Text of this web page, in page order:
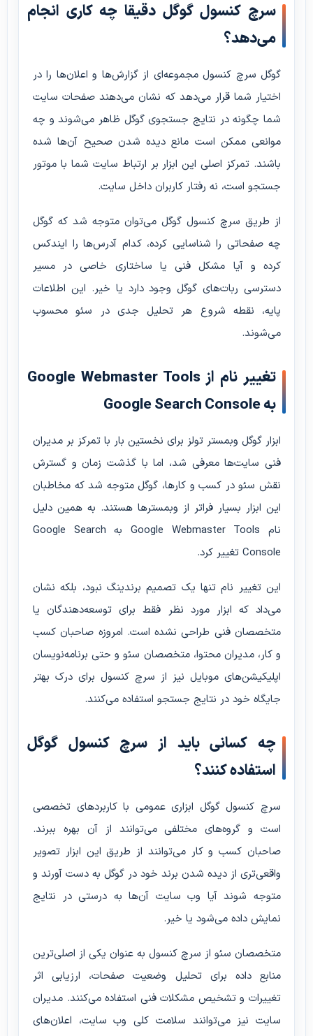
سرچ کنسول گوگل دقیقا چه کاری انجام
می‌دهد؟
گوگل سرچ کنسول مجموعه‌ای از گزارش‌ها و اعلان‌ها را در
اختیار شما قرار می‌دهد که نشان می‌دهند صفحات سایت
شما چگونه در نتایج جستجوی گوگل ظاهر می‌شوند و چه
موانعی ممکن است مانع دیده شدن صحیح آن‌ها شده
باشند. تمرکز اصلی این ابزار بر ارتباط سایت شما با موتور
جستجو است، نه رفتار کاربران داخل سایت.
از طریق سرچ کنسول گوگل می‌توان متوجه شد که گوگل
چه صفحاتی را شناسایی کرده، کدام آدرس‌ها را ایندکس
کرده و آیا مشکل فنی یا ساختاری خاصی در مسیر
دسترسی ربات‌های گوگل وجود دارد یا خیر. این اطلاعات
پایه، نقطه شروع هر تحلیل جدی در سئو محسوب
می‌شوند.
تغییر نام از Google Webmaster Tools
به Google Search Console
ابزار گوگل وبمستر تولز برای نخستین بار با تمرکز بر مدیران
فنی سایت‌ها معرفی شد، اما با گذشت زمان و گسترش
نقش سئو در کسب و کارها، گوگل متوجه شد که مخاطبان
این ابزار بسیار فراتر از وبمسترها هستند. به همین دلیل
نام Google Webmaster Tools به Google Search
Console تغییر کرد.
این تغییر نام تنها یک تصمیم برندینگ نبود، بلکه نشان
می‌داد که ابزار مورد نظر فقط برای توسعه‌دهندگان یا
متخصصان فنی طراحی نشده است. امروزه صاحبان کسب
و کار، مدیران محتوا، متخصصان سئو و حتی برنامه‌نویسان
اپلیکیشن‌های موبایل نیز از سرچ کنسول برای درک بهتر
جایگاه خود در نتایج جستجو استفاده می‌کنند.
چه کسانی باید از سرچ کنسول گوگل
استفاده کنند؟
سرچ کنسول گوگل ابزاری عمومی با کاربردهای تخصصی
است و گروه‌های مختلفی می‌توانند از آن بهره ببرند.
صاحبان کسب و کار می‌توانند از طریق این ابزار تصویر
واقعی‌تری از دیده شدن برند خود در گوگل به دست آورند و
متوجه شوند آیا وب سایت آن‌ها به درستی در نتایج
نمایش داده می‌شود یا خیر.
متخصصان سئو از سرچ کنسول به عنوان یکی از اصلی‌ترین
منابع داده برای تحلیل وضعیت صفحات، ارزیابی اثر
تغییرات و تشخیص مشکلات فنی استفاده می‌کنند. مدیران
سایت نیز می‌توانند سلامت کلی وب سایت، اعلان‌های